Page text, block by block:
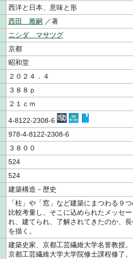
西洋と日本、意味と形
西田 雅嗣 ／著
ニシダ マサツグ
京都
昭和堂
２０２４．４
３８８ｐ
２１ｃｍ
4-8122-2308-6
978-4-8122-2308-6
３８００
524
524
建築構造－歴史
「柱」や「窓」など建築にまつわる９
比較考量し、そこに込められたメッセ
れ、建てられ、了解されてきたのか、
を描く。
建築史家、京都工芸繊維大学名誉教授
京都工芸繊維大学大学院修士課程修了